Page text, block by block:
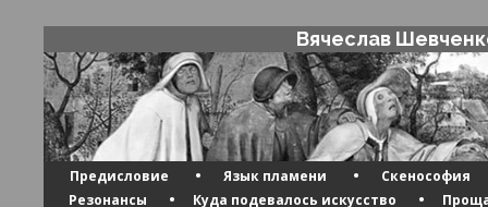
Вячеслав
Предисловие • Язык пламени • Скенософия
Резонансы • Куда подевалось искусство •